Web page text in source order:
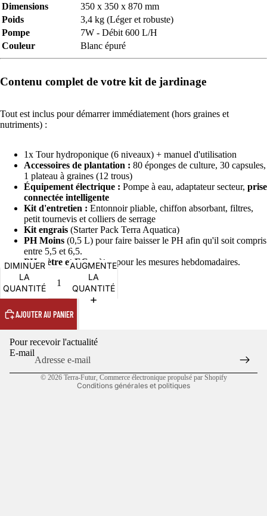
Dimensions
350 x 350 x 870 mm
Poids
3,4 kg (Léger et robuste)
Pompe
7W - Débit 600 L/H
Couleur
Blanc épuré
Contenu complet de votre kit de jardinage
Tout est inclus pour démarrer immédiatement (hors graines et
nutriments) :
1x Tour hydroponique (6 niveaux) + manuel d'utilisation
Accessoires de plantation : 80 éponges de culture, 30 capsules,
1 plateau à graines (12 trous)
Équipement électrique : Pompe à eau, adaptateur secteur, prise
connectée intelligente
Kit d'entretien : Entonnoir pliable, chiffon absorbant, filtres,
petit tournevis et colliers de serrage
Kit engrais (Starter Pack Terra Aquatica)
PH Moins (0,5 L) pour faire baisser le PH afin qu'il soit compris
entre 5,5 et 6,5.
PH mètre et EC mètrepour les mesures hebdomadaires.
DIMINUER
LA
QUANTITÉ
AUGMENTER
LA
QUANTITÉ
AJOUTER AU PANIER
Pour recevoir l'actualité
E-mail
© 2026 Terra-Futur, Commerce électronique propulsé par Shopify
Conditions générales et politiques
Politique de confidentialité
Politique de remboursement
Conditions d’utilisation
Politique d’expédition
Coordonnées
Conditions générales de vente
Mentions légales